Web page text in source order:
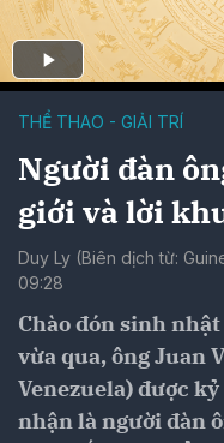
THỂ THAO - GIẢI TRÍ
Người đàn
giới và lời
Duy Ly (Biên dịch từ:
09:28
Chào đón sinh
vừa qua, ông Juan
Venezuela) được
nhận là người đàn